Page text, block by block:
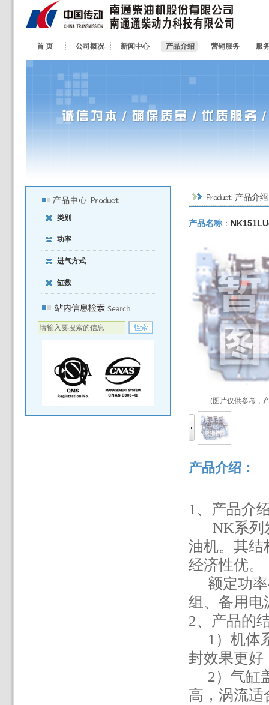
首 页 公司概况 新闻中心 产品介绍 营销服务 服
类别
功率
进气方式
缸数
产品名称 ：
(图片仅供参考，
产品介绍：
1 、产品介
NK系
油机。其结
经济性优。
额定功率
组、备用电
2、 产品的
1 ）机体
封效果更好
2 ）气缸
高，涡流适